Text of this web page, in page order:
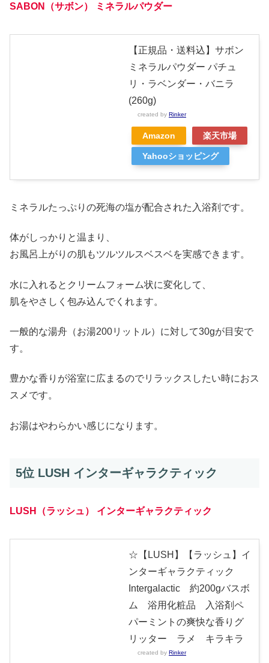
SABON（サボン） ミネラルパウダー
【正規品・送料込】サボン
ミネラルパウダー パチュ
リ・ラベンダー・バニラ
(260g)
created by Rinker
Amazon 楽天市場
Yahooショッピング
ミネラルたっぷりの死海の塩が配合された入浴剤です。
体がしっかりと温まり、
お風呂上がりの肌もツルツルスベスベを実感できます。
水に入れるとクリームフォーム状に変化して、
肌をやさしく包み込んでくれます。
一般的な湯舟（お湯200リットル）に対して30gが目安で
す。
豊かな香りが浴室に広まるのでリラックスしたい時におス
スメです。
お湯はやわらかい感じになります。
5位 LUSH インターギャラクティック
LUSH（ラッシュ） インターギャラクティック
☆【LUSH】【ラッシュ】イ
ンターギャラクティック
Intergalactic 約200gバスボ
ム 浴用化粧品 入浴剤ペ
パーミントの爽快な香りグ
リッター ラメ キラキラ
created by Rinker